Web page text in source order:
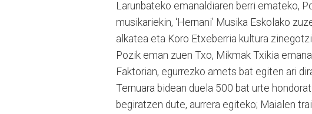
Larunbateko emanaldiaren berri emateko,
musikariekin, ‘Her­nani’ Musika Eskolako
alkatea eta Koro Etxeberria kultura
Pozik eman zuen Txo, Mikmak Txikia
Faktorian, egurrezko amets bat egiten ari
Ternuara bidean duela 500 bat urte
begiratzen dute, aurrera egiteko; Maialen